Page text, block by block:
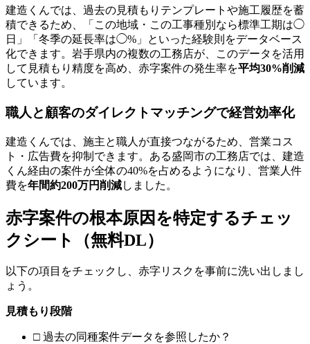
建造くんでは、過去の見積もりテンプレートや施工履歴を蓄
積できるため、「この地域・この工事種別なら標準工期は◯
日」「冬季の延長率は◯%」といった経験則をデータベース
化できます。岩手県内の複数の工務店が、このデータを活用
して見積もり精度を高め、赤字案件の発生率を平均30%削減
しています。
職人と顧客のダイレクトマッチングで経営効率化
建造くんでは、施主と職人が直接つながるため、営業コス
ト・広告費を抑制できます。ある盛岡市の工務店では、建造
くん経由の案件が全体の40%を占めるようになり、営業人件
費を年間約200万円削減しました。
赤字案件の根本原因を特定するチェッ
クシート（無料DL）
以下の項目をチェックし、赤字リスクを事前に洗い出しまし
ょう。
見積もり段階
□ 過去の同種案件データを参照したか？